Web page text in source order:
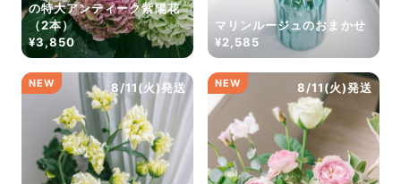
の特大アンティーク紫陽花
（2本）
¥3,850
マリンルージュのおまかせ
¥2,585
8/11(火)発送
NEW 8/11(火)発送
NEW